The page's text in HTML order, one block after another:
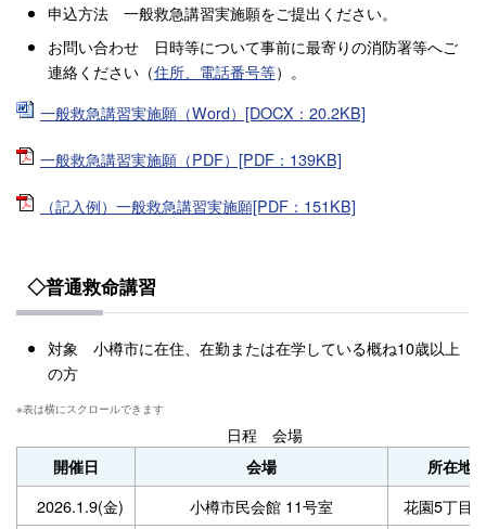
申込方法 一般救急講習実施願をご提出ください。
お問い合わせ 日時等について事前に最寄りの消防署等へご
連絡ください（住所、電話番号等）。
一般救急講習実施願（Word）[DOCX：20.2KB]
一般救急講習実施願（PDF）[PDF：139KB]
（記入例）一般救急講習実施願[PDF：151KB]
◇普通救命講習
対象 小樽市に在住、在勤または在学している概ね10歳以上
の方
日程 会場
開催日 会場 所在地
2026.1.9(金) 小樽市民会館 11号室
花園5丁目